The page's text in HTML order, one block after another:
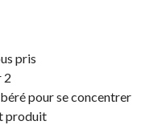
pris
2
pour se concentrer
produit